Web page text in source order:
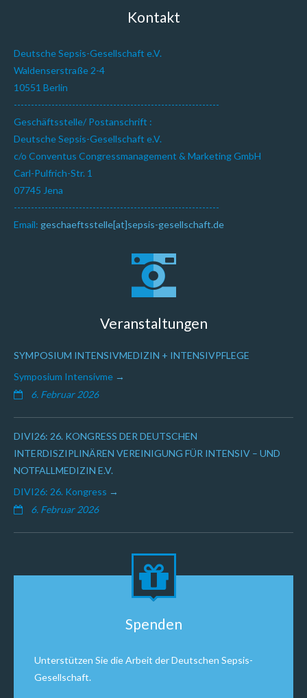
Kontakt
Deutsche Sepsis-Gesellschaft e.V.
Waldenserstraße 2-4
10551 Berlin
------------------------------------------------------------
Geschäftsstelle/ Postanschrift :
Deutsche Sepsis-Gesellschaft e.V.
c/o Conventus Congressmanagement & Marketing GmbH
Carl-Pulfrich-Str. 1
07745 Jena
------------------------------------------------------------
Email: geschaeftsstelle[at]sepsis-gesellschaft.de
Veranstaltungen
SYMPOSIUM INTENSIVMEDIZIN + INTENSIVPFLEGE
Symposium Intensivme
6. Februar 2026
DIVI26: 26. KONGRESS DER DEUTSCHEN
INTERDISZIPLINÄREN VEREINIGUNG FÜR INTENSIV – UND
NOTFALLMEDIZIN E.V.
DIVI26: 26. Kongress
6. Februar 2026
Spenden
Unterstützen Sie die Arbeit der Deutschen Sepsis-
Gesellschaft.